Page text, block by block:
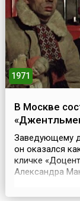
1971
В Москве
Заведующему
он оказался
кличке
Александра
старательно